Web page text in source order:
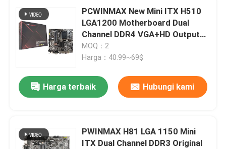
Produk
PCWINMAX New Mini ITX H510
LGA1200 Motherboard Dual
Channel DDR4 VGA+HD Output
Dukungan OEM ODM
MOQ：2
Harga：40.99~69$
Harga terbaik Hubungi kami
PWINMAX H81 LGA 1150 Mini
ITX Dual Channel DDR3 Original